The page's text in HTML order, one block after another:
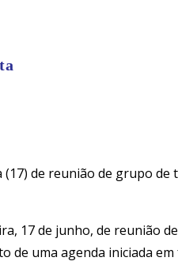
de reunião de grupo
17 de junho, de
de uma agenda iniciada